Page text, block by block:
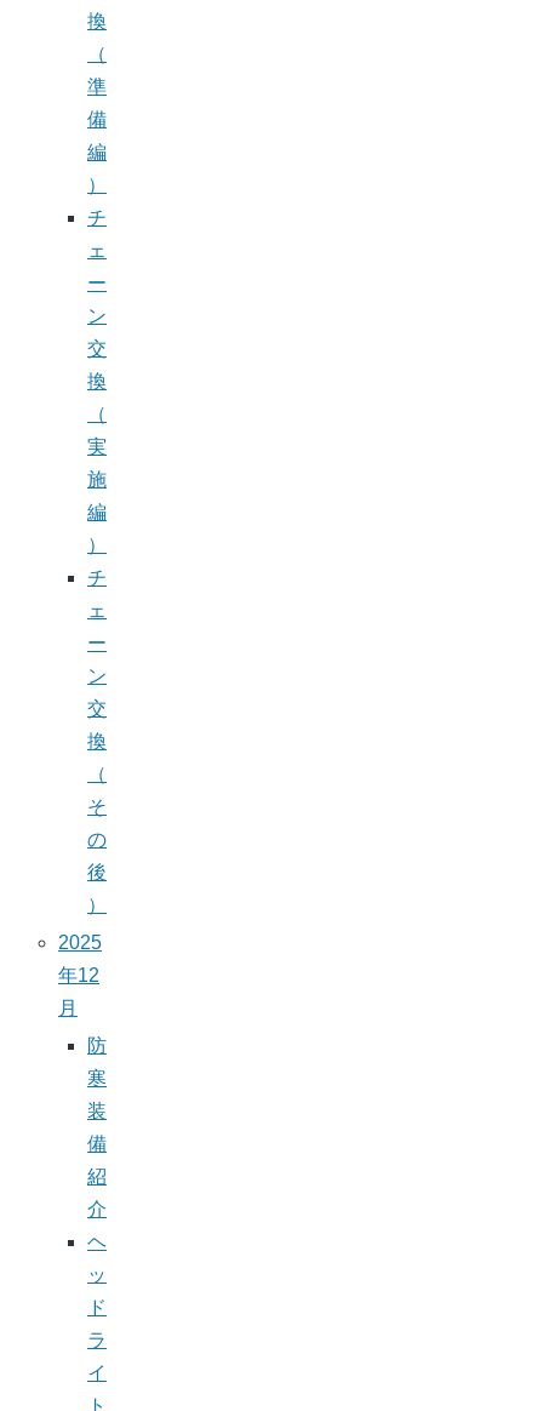
換
（
準
備
編
）
チ
ェ
ー
ン
交
換
（
実
施
編
）
チ
ェ
ー
ン
交
換
（
そ
の
後
）
2025
年12
月
防
寒
装
備
紹
介
ヘ
ッ
ド
ラ
イ
ト